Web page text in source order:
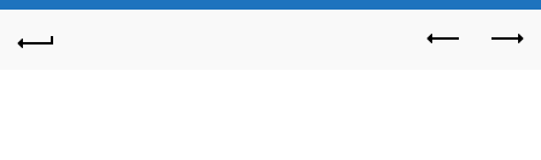
AVEC LE CODE